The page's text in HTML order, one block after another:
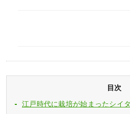
目次
江戸時代に栽培が始まったシイ